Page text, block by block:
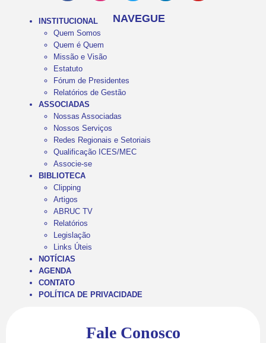
NAVEGUE
INSTITUCIONAL
Quem Somos
Quem é Quem
Missão e Visão
Estatuto
Fórum de Presidentes
Relatórios de Gestão
ASSOCIADAS
Nossas Associadas
Nossos Serviços
Redes Regionais e Setoriais
Qualificação ICES/MEC
Associe-se
BIBLIOTECA
Clipping
Artigos
ABRUC TV
Relatórios
Legislação
Links Úteis
NOTÍCIAS
AGENDA
CONTATO
POLÍTICA DE PRIVACIDADE
Fale Conosco